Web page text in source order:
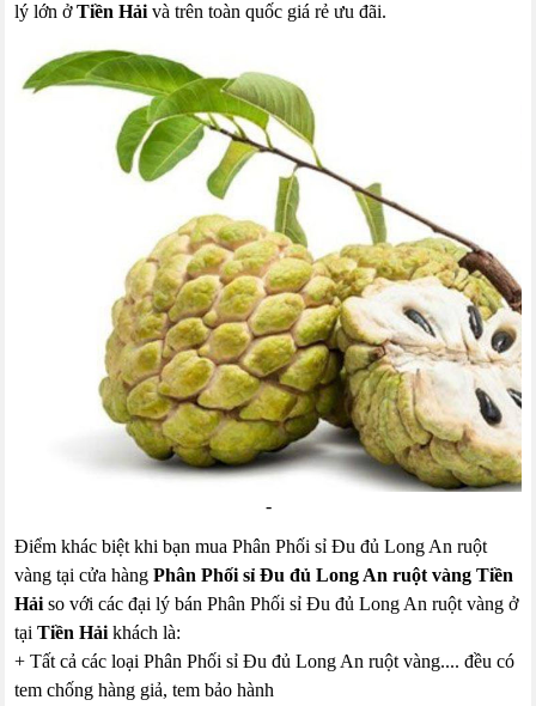
lý lớn ởTiền Hải và trên toàn quốc giá rẻ ưu đãi.
-
Điểm khác biệt khi bạn mua Phân Phối sỉ Đu đủ Long An ruột
vàng tại cửa hàngPhân Phối sỉ Đu đủ Long An ruột vàng Tiền
Hải so với các đại lý bán Phân Phối sỉ Đu đủ Long An ruột vàng ở
tạiTiền Hải khách là:
+ Tất cả các loại Phân Phối sỉ Đu đủ Long An ruột vàng.... đều có
tem chống hàng giả, tem bảo hành